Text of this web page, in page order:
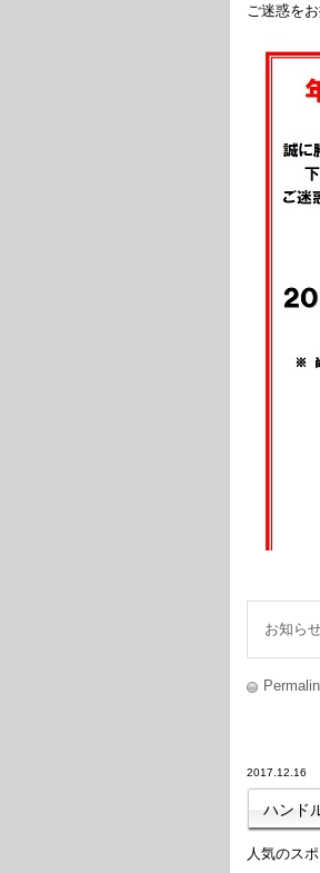
ご迷惑を
お知ら
2017.12.16
ハンド
人気のス